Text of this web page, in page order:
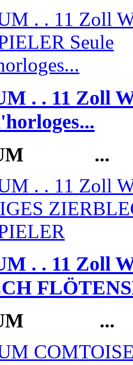
. . 11 Zoll
...
. . 11 Zoll
...